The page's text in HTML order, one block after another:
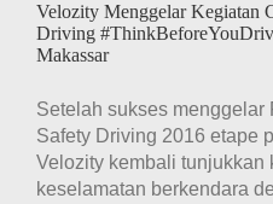
Eksplorasi
Kuliner
Bali
Velozity Menggelar Kegiatan
Driving
Makassar
Setelah sukses
Safety Driving 2016 etape
Velozity kembali tunjukkan
keselamatan berkendara